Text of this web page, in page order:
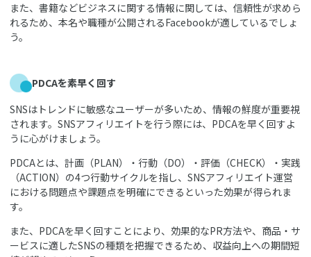
また、書籍などビジネスに関する情報に関しては、信頼性が求めら
れるため、本名や職種が公開されるFacebookが適しているでしょ
う。
PDCAを素早く回す
SNSはトレンドに敏感なユーザーが多いため、情報の鮮度が重要視
されます。SNSアフィリエイトを行う際には、PDCAを早く回すよ
うに心がけましょう。
PDCAとは、計画（PLAN）・行動（DO）・評価（CHECK）・実践
（ACTION）の4つ行動サイクルを指し、SNSアフィリエイト運営
における問題点や課題点を明確にできるといった効果が得られま
す。
また、PDCAを早く回すことにより、効果的なPR方法や、商品・サ
ービスに適したSNSの種類を把握できるため、収益向上への期間短